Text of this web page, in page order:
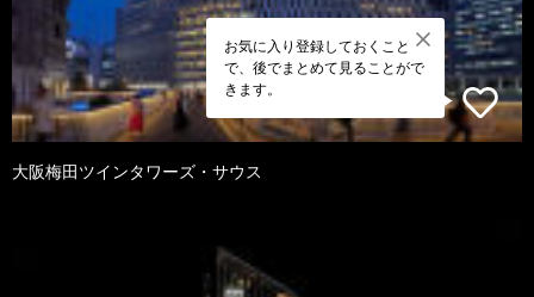
お気に入り登録しておくこと
で、後でまとめて見ることがで
きます。
大阪梅田ツインタワーズ・サウス